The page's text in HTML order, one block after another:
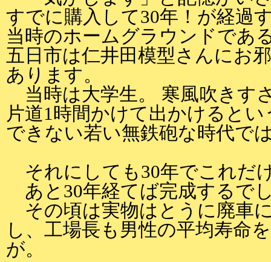
すでに購入して30年！が経過
当時のホームグラウンドであ
五日市は仁井田模型さんにお
あります。
当時は大学生。 寒風吹きす
片道1時間かけて出かけると
できない若い無鉄砲な時代で
それにしても30年でこれだ
あと30年経てば完成するで
その頃は実物はとうに廃車
し、工場長も男性の平均寿命
が。